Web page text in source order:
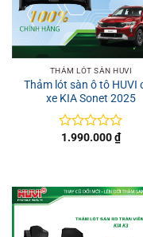
THẢM LÓT SÀN HUVI
Thảm lót sàn ô tô HUVI
xe KIA Sonet 2025
Được
5
sao
1.990.000₫